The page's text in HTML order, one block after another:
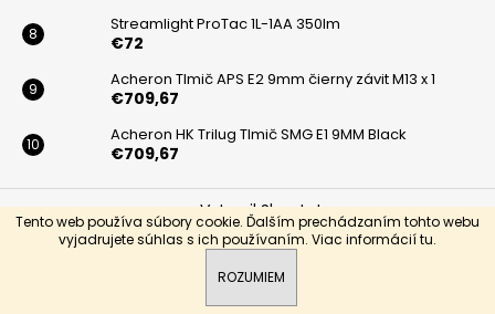
Tento web používa súbory cookie. Ďalším prechádzaním tohto webu
vyjadrujete súhlas s ich používaním. Viac informáciítu.
ROZUMIEM
HĽADAŤ
d
p
Streamlight ProTac 1L-1AA 350lm
€72
Acheron Tlmič APS E2 9mm čierny závit M13 x 1
€709,67
Acheron HK Trilug Tlmič SMG E1 9MM Black
€709,67
Vytvoril Shoptet
Copyright 2026BLACKARMS. Všetky práva vyhradené.